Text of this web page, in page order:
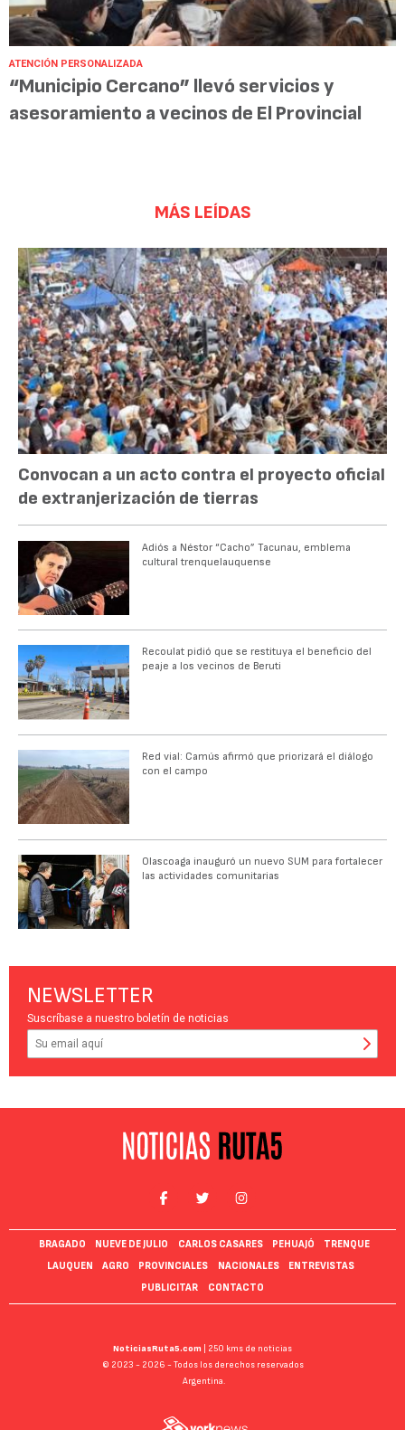
ATENCIÓN PERSONALIZADA
“Municipio Cercano” llevó servicios y
asesoramiento a vecinos de El Provincial
MÁS LEÍDAS
Convocan a un acto contra el proyecto oficial
de extranjerización de tierras
Adiós a Néstor “Cacho” Tacunau, emblema
cultural trenquelauquense
Recoulat pidió que se restituya el beneficio del
peaje a los vecinos de Beruti
Red vial: Camús afirmó que priorizará el diálogo
con el campo
Olascoaga inauguró un nuevo SUM para fortalecer
las actividades comunitarias
NEWSLETTER
Suscríbase a nuestro boletín de noticias
BRAGADO NUEVE DE JULIO CARLOS CASARES PEHUAJÓ
TRENQUE
LAUQUEN
AGRO PROVINCIALES NACIONALES
ENTREVISTAS
PUBLICITAR
CONTACTO
NoticiasRuta5.com
| 250 kms de noticias
© 2023 - 2026 - Todos los derechos reservados
Argentina.